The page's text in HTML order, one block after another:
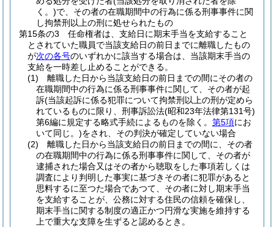
く。)で、その者の在職期間中の行為に係る刑事事件に関
し拘禁刑以上の刑に処せられたもの
第15条の3
任命権者は、支給日に期末手当を支給すること
とされていた職員で当該支給日の前日までに離職したもの
が次の各号のいずれかに該当する場合は、当該期末手当の
支給を一時差し止めることができる。
(1)
離職した日から当該支給日の前日までの間にその者の
在職期間中の行為に係る刑事事件に関して、その者が起
訴(当該起訴に係る犯罪について拘禁刑以上の刑が定めら
れているものに限り、刑事訴訟法(昭和23年法律第131号)
第6編に規定する略式手続によるものを除く。 第5項にお
いて同じ。)をされ、その判決が確定していない場合
(2)
離職した日から当該支給日の前日までの間に、その者
の在職期間中の行為に係る刑事事件に関して、その者が
逮捕された場合又はその者から聴取をした事項若しくは
調査により判明した事実に基づきその者に犯罪があると
思料するに至つた場合であつて、その者に対し期末手当
を支給することが、公務に対する住民の信頼を確保し、
期末手当に関する制度の適正かつ円滑な実施を維持する
上で重大な支障を生ずると認めるとき。